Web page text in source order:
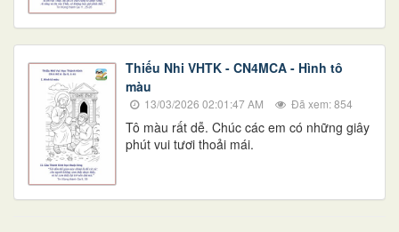
Thiếu Nhi VHTK - CN4MCA - Hình tô
màu
13/03/2026 02:01:47 AM Đã xem: 854
Tô màu rất dễ. Chúc các em có những giây
phút vui tươi thoải mái.